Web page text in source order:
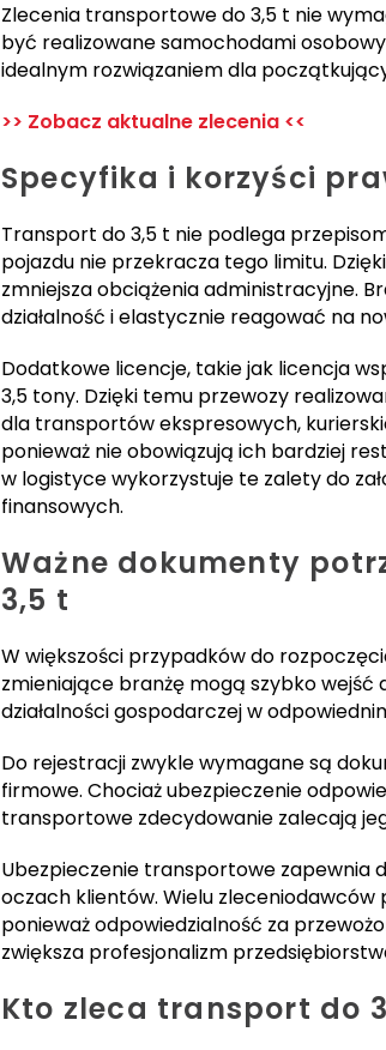
Zlecenia transportowe do 3,5 t nie
być realizowane samochodami
idealnym rozwiązaniem dla
>> Zobacz aktualne zlecenia <<
Specyfika i korzyści
Transport do 3,5 t nie podlega
pojazdu nie przekracza tego limitu.
zmniejsza obciążenia administracyjne.
działalność i elastycznie reagować na
Dodatkowe licencje, takie jak licencja
3,5 tony. Dzięki temu przewozy
dla transportów ekspresowych,
ponieważ nie obowiązują ich bardziej
w logistyce wykorzystuje te zalety do
finansowych.
Ważne dokumenty
3,5 t
W większości przypadków do
zmieniające branżę mogą szybko
działalności gospodarczej w
Do rejestracji zwykle wymagane są
firmowe. Chociaż ubezpieczenie
transportowe zdecydowanie zalecają
Ubezpieczenie transportowe zapewnia
oczach klientów. Wielu
ponieważ odpowiedzialność za
zwiększa profesjonalizm
Kto zleca transport do